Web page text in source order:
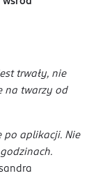
trwały, nie
na twarzy od
po aplikacji. Nie